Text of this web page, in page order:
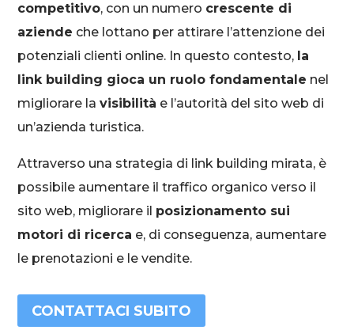
competitivo, con un numero crescente di
aziende che lottano per attirare l’attenzione dei
potenziali clienti online. In questo contesto, la
link building gioca un ruolo fondamentale nel
migliorare lavisibilità e l’autorità del sito web di
un’azienda turistica.
Attraverso una strategia di link building mirata, è
possibile aumentare il traffico organico verso il
sito web, migliorare il posizionamento sui
motori di ricerca e, di conseguenza, aumentare
le prenotazioni e le vendite.
CONTATTACI SUBITO